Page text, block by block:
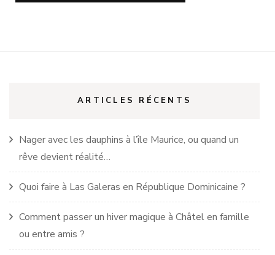
ARTICLES RÉCENTS
Nager avec les dauphins à l’île Maurice, ou quand un
rêve devient réalité…
Quoi faire à Las Galeras en République Dominicaine ?
Comment passer un hiver magique à Châtel en famille
ou entre amis ?